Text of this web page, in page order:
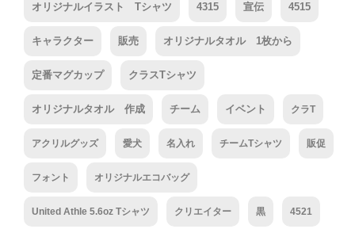
オリジナルイラスト Tシャツ 4315 宣伝 4515
キャラクター 販売 オリジナルタオル 1枚から
定番マグカップ クラスTシャツ
オリジナルタオル 作成 チーム イベント クラT
アクリルグッズ 愛犬 名入れ チームTシャツ 販促
フォント オリジナルエコバッグ
United Athle 5.6oz Tシャツ クリエイター 黒 4521